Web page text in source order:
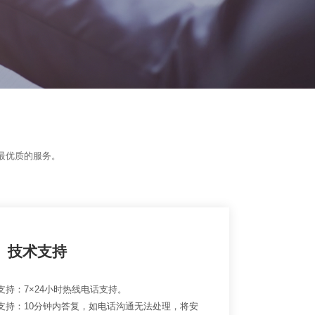
质的服务。
技术支持
持：7×24小时热线电话支持。
持：10分钟内答复，如电话沟通无法处理，将安